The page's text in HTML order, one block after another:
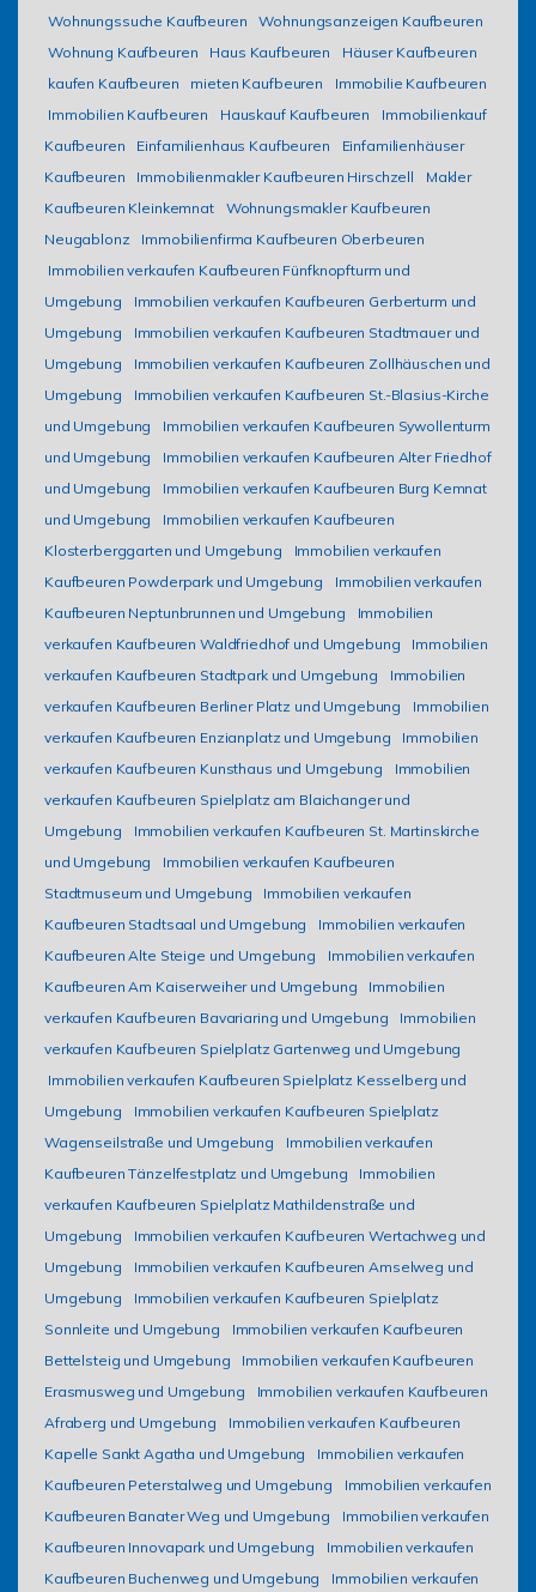
Wohnungssuche Kaufbeuren
Wohnungsanzeigen Kaufbeuren
Wohnung Kaufbeuren
Haus Kaufbeuren
Häuser Kaufbeuren
kaufen Kaufbeuren
mieten Kaufbeuren
Immobilie Kaufbeuren
Immobilien Kaufbeuren
Hauskauf Kaufbeuren
Immobilienkauf
Kaufbeuren
Einfamilienhaus Kaufbeuren
Einfamilienhäuser
Kaufbeuren
Immobilienmakler Kaufbeuren Hirschzell
Makler
Kaufbeuren Kleinkemnat
Wohnungsmakler Kaufbeuren
Neugablonz
Immobilienfirma Kaufbeuren Oberbeuren
Immobilien verkaufen Kaufbeuren Fünfknopfturm und
Umgebung
Immobilien verkaufen Kaufbeuren Gerberturm und
Umgebung
Immobilien verkaufen Kaufbeuren Stadtmauer und
Umgebung
Immobilien verkaufen Kaufbeuren Zollhäuschen und
Umgebung
Immobilien verkaufen Kaufbeuren St.-Blasius-Kirche
und Umgebung
Immobilien verkaufen Kaufbeuren Sywollenturm
und Umgebung
Immobilien verkaufen Kaufbeuren Alter Friedhof
und Umgebung
Immobilien verkaufen Kaufbeuren Burg Kemnat
und Umgebung
Immobilien verkaufen Kaufbeuren
Klosterberggarten und Umgebung
Immobilien verkaufen
Kaufbeuren Powderpark und Umgebung
Immobilien verkaufen
Kaufbeuren Neptunbrunnen und Umgebung
Immobilien
verkaufen Kaufbeuren Waldfriedhof und Umgebung
Immobilien
verkaufen Kaufbeuren Stadtpark und Umgebung
Immobilien
verkaufen Kaufbeuren Berliner Platz und Umgebung
Immobilien
verkaufen Kaufbeuren Enzianplatz und Umgebung
Immobilien
verkaufen Kaufbeuren Kunsthaus und Umgebung
Immobilien
verkaufen Kaufbeuren Spielplatz am Blaichanger und
Umgebung
Immobilien verkaufen Kaufbeuren St. Martinskirche
und Umgebung
Immobilien verkaufen Kaufbeuren
Stadtmuseum und Umgebung
Immobilien verkaufen
Kaufbeuren Stadtsaal und Umgebung
Immobilien verkaufen
Kaufbeuren Alte Steige und Umgebung
Immobilien verkaufen
Kaufbeuren Am Kaiserweiher und Umgebung
Immobilien
verkaufen Kaufbeuren Bavariaring und Umgebung
Immobilien
verkaufen Kaufbeuren Spielplatz Gartenweg und Umgebung
Immobilien verkaufen Kaufbeuren Spielplatz Kesselberg und
Umgebung
Immobilien verkaufen Kaufbeuren Spielplatz
Wagenseilstraße und Umgebung
Immobilien verkaufen
Kaufbeuren Tänzelfestplatz und Umgebung
Immobilien
verkaufen Kaufbeuren Spielplatz Mathildenstraße und
Umgebung
Immobilien verkaufen Kaufbeuren Wertachweg und
Umgebung
Immobilien verkaufen Kaufbeuren Amselweg und
Umgebung
Immobilien verkaufen Kaufbeuren Spielplatz
Sonnleite und Umgebung
Immobilien verkaufen Kaufbeuren
Bettelsteig und Umgebung
Immobilien verkaufen Kaufbeuren
Erasmusweg und Umgebung
Immobilien verkaufen Kaufbeuren
Afraberg und Umgebung
Immobilien verkaufen Kaufbeuren
Kapelle Sankt Agatha und Umgebung
Immobilien verkaufen
Kaufbeuren Peterstalweg und Umgebung
Immobilien verkaufen
Kaufbeuren Banater Weg und Umgebung
Immobilien verkaufen
Kaufbeuren Innovapark und Umgebung
Immobilien verkaufen
Kaufbeuren Buchenweg und Umgebung
Immobilien verkaufen